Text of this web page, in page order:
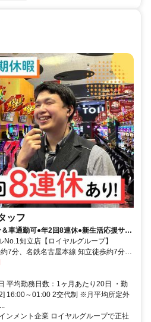
ッフ
車通勤可●年2回8連休●新生活応援サポ
知立店【ロイヤルグループ】
7分、名鉄名古屋本線 知立徒歩約7分、
平均勤務日数：1ヶ月あたり20日 ・勤
16:00～01:00 2交代制 ※月平均所定外
ンメント企業 ロイヤルグループで正社